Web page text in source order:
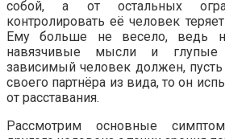
собой, а от остальных
контролировать её человек
Ему больше не весело, ведь
навязчивые мысли и
зависимый человек должен, пусть
своего партнёра из вида, то он
от расставания.
Рассмотрим основные